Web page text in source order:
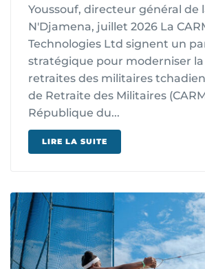
Youssouf, directeur général de
N'Djamena, juillet 2026 La
Technologies Ltd signent un
stratégique pour moderniser
retraites des militaires
de Retraite des Militaires
République du...
LIRE LA SUITE